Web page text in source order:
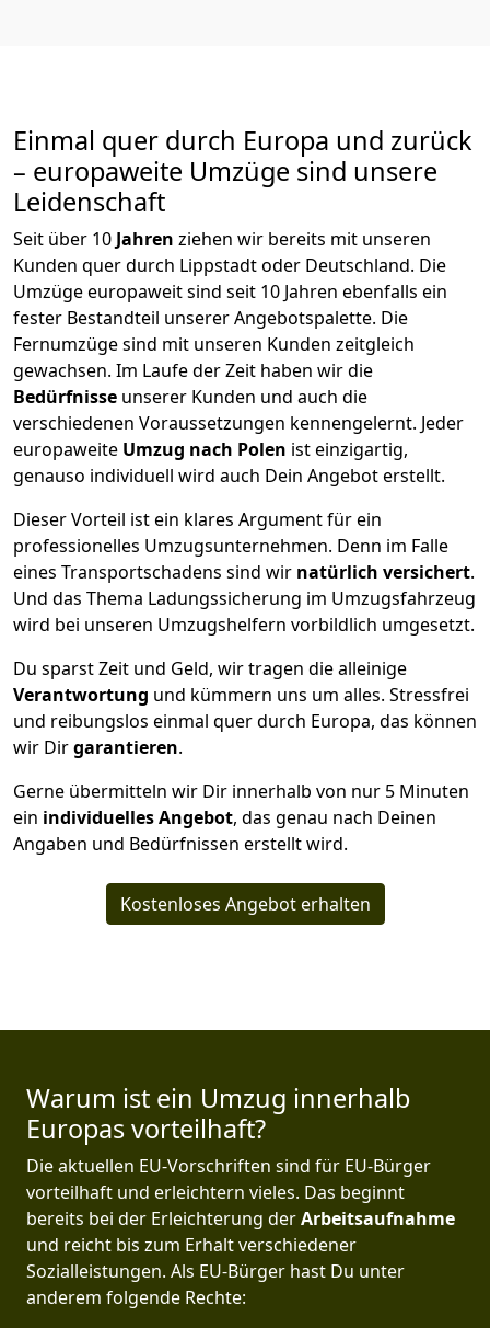
Einmal quer durch Europa und zurück
– europaweite Umzüge sind unsere
Leidenschaft
Seit über 10 Jahren ziehen wir bereits mit unseren
Kunden quer durch Lippstadtoder Deutschland. Die
Umzüge europaweit sind seit 10 Jahren ebenfalls ein
fester Bestandteil unserer Angebotspalette. Die
Fernumzüge sind mit unseren Kunden zeitgleich
gewachsen. Im Laufe der Zeit haben wir die
Bedürfnisse unserer Kunden und auch die
verschiedenen Voraussetzungen kennengelernt. Jeder
europaweite Umzug nach Polen ist einzigartig,
genauso individuell wird auch Dein Angebot erstellt.
Dieser Vorteil ist ein klares Argument für ein
professionelles Umzugsunternehmen. Denn im Falle
eines Transportschadens sind wir natürlich versichert.
Und das Thema Ladungssicherung im Umzugsfahrzeug
wird bei unseren Umzugshelfern vorbildlich umgesetzt.
Du sparst Zeit und Geld, wir tragen die alleinige
Verantwortung und kümmern uns um alles. Stressfrei
und reibungslos einmal quer durch Europa, das können
wir Dirgarantieren.
Gerne übermitteln wir Dir innerhalb von nur 5 Minuten
ein individuelles Angebot, das genau nach Deinen
Angaben und Bedürfnissen erstellt wird.
Kostenloses Angebot erhalten
Warum ist ein Umzug innerhalb
Europas vorteilhaft?
Die aktuellen EU-Vorschriften sind für EU-Bürger
vorteilhaft und erleichtern vieles. Das beginnt
bereits bei der Erleichterung derArbeitsaufnahme
und reicht bis zum Erhalt verschiedener
Sozialleistungen. Als EU-Bürger hast Du unter
anderem folgende Rechte: